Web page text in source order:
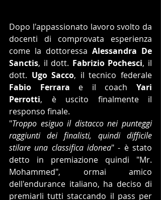
Dopo l'appassionato lavoro svolto da
docenti di comprovata esperienza
come la dottoressa Alessandra De
Sanctis, il dott. Fabrizio Pochesci, il
dott. Ugo Sacco
Fabio Ferrara e il coach Yari
Perrotti, è uscito finalmente il
responso finale.
"Troppo esiguo il distacco nei punteggi
raggiunti dei finalisti, quindi difficile
stilare una classifica idonea" - è stato
detto in premiazione quindi "Mr.
Mohammed", ormai amico
dell'endurance italiano, ha deciso di